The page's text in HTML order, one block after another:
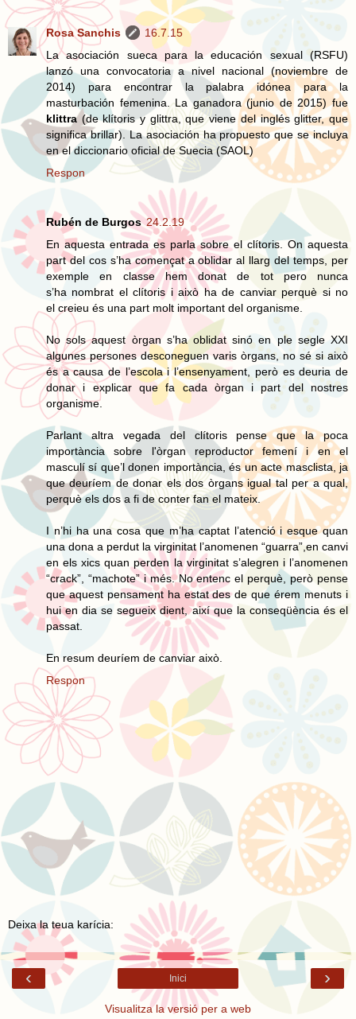
Rosa Sanchis
16.7.15
La asociación sueca para la educación sexual (RSFU)
lanzó una convocatoria a nivel nacional (noviembre de
2014) para encontrar la palabra idónea para la
masturbación femenina. La ganadora (junio de 2015) fue
klittra(de klítoris y glittra, que viene del inglés glitter, que
significa brillar). La asociación ha propuesto que se incluya
en el diccionario oficial de Suecia (SAOL)
Respon
Rubén de Burgos 24.2.19
En aquesta entrada es parla sobre el clítoris. On aquesta
part del cos s’ha començat a oblidar al llarg del temps, per
exemple en classe hem donat de tot pero nunca
s’ha nombrat el clítoris i això ha de canviar perquè si no
el creieu és una part molt important del organisme.
No sols aquest òrgan s’ha oblidat sinó en ple segle XXI
algunes persones desconeguen varis òrgans, no sé si això
és a causa de l’escola i l’ensenyament, però es deuria de
donar i explicar que fa cada òrgan i part del nostres
organisme.
Parlant altra vegada del clítoris pense que la poca
importància sobre l'òrgan reproductor femení i en el
masculí sí que’l donen importància, és un acte masclista, ja
que deuríem de donar els dos òrgans igual tal per a qual,
perquè els dos a fi de conter fan el mateix.
I n’hi ha una cosa que m’ha captat l’atenció i esque quan
una dona a perdut la virginitat l’anomenen “guarra”,en canvi
en els xics quan perden la virginitat s’alegren i l’anomenen
“crack”, “machote” i més. No entenc el perquè, però pense
que aquest pensament ha estat des de que érem menuts i
hui en dia se segueix dient, així que la conseqüència és el
passat.
En resum deuríem de canviar això.
Respon
Deixa la teua karícia:
‹ ›
Inici
Visualitza la versió per a web